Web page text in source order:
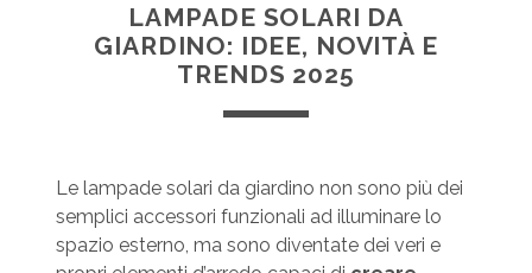
LAMPADE SOLARI DA
GIARDINO: IDEE, NOVITÀ E
TRENDS 2025
Le lampade solari da giardino non sono più dei
semplici accessori funzionali ad illuminare lo
spazio esterno, ma sono diventate dei veri e